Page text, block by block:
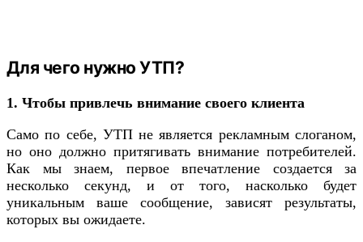
Для чего нужно УТП?
1. Чтобы привлечь внимание своего клиента
Само по себе, УТП не является рекламным слоганом,
но оно должно притягивать внимание потребителей.
Как мы знаем, первое впечатление создается за
несколько секунд, и от того, насколько будет
уникальным ваше сообщение, зависят результаты,
которых вы ожидаете.